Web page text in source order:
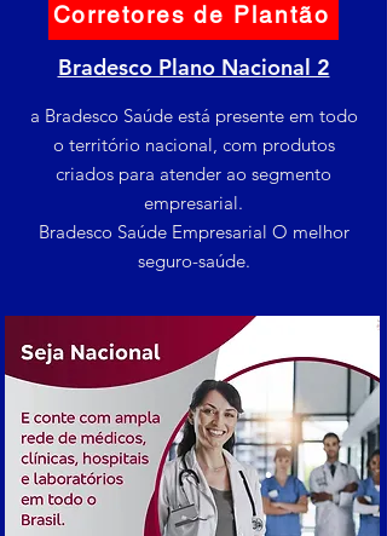
Corretores de Plantão
Bradesco Plano Nacional 2
a Bradesco Saúde está presente em todo
o território nacional, com produtos
criados para atender ao segmento
empresarial.
Bradesco Saúde Empresarial O melhor
seguro-saúde.